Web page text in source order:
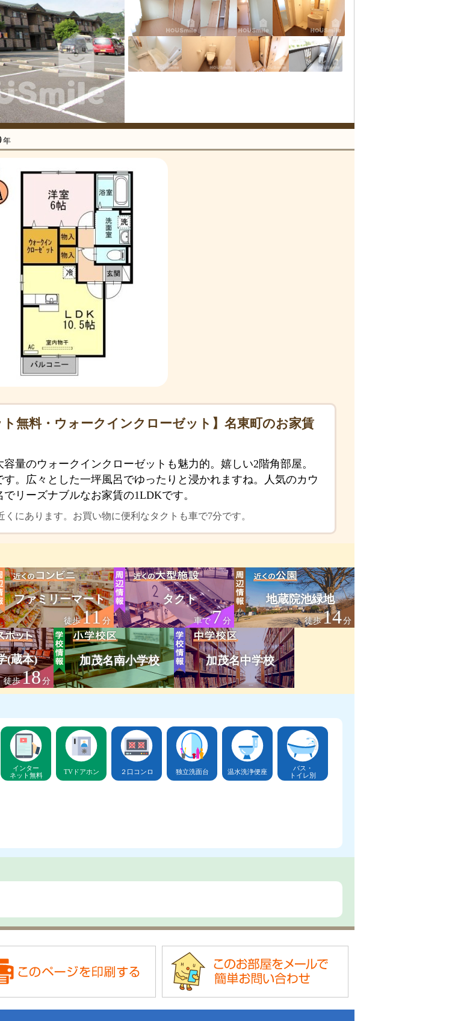
年
ト無料・ウォークインクローゼット】名東町のお家賃
量のウォークインクローゼットも魅力的。嬉しい2階角部屋。
。広々とした一坪風呂でゆったりと浸かれますね。人気のカウ
リーズナブルなお家賃の1LDKです。
にあります。お買い物に便利なタクトも車で7分です。
ファミリーマート
徒歩11分
タクト
車で7分
地蔵院池緑地
徒歩14分
(蔵本)
徒歩18分
加茂名南小学校 加茂名中学校
インター
ネット無料
TVドアホン ２口コンロ 独立洗面台 温水洗浄便座
バス・
トイレ別